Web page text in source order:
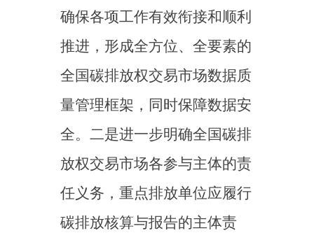
管部门应支撑履行一线监管职
能，加强碳排放数据日常监督
管理，利用好信息化工具提升
监管效率。
（二）强化并规范碳排放
核算报告与核查制度
《意见》对数据日常管理
环节明确了应实施重点排放单